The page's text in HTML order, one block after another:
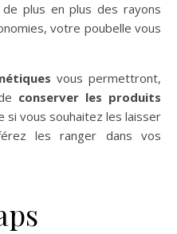
plus en plus des rayons
votre poubelle vous
vous permettront,
conserver les produits
si vous souhaitez les laisser
les ranger dans vos